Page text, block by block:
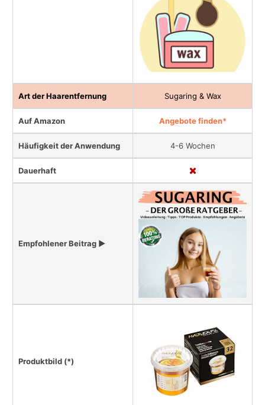
Art der Haarentfernung Sugaring & Wax
Auf Amazon Angebote finden*
Häufigkeit der Anwendung 4-6 Wochen
Dauerhaft
Empfohlener Beitrag ▶
Produktbild (*)